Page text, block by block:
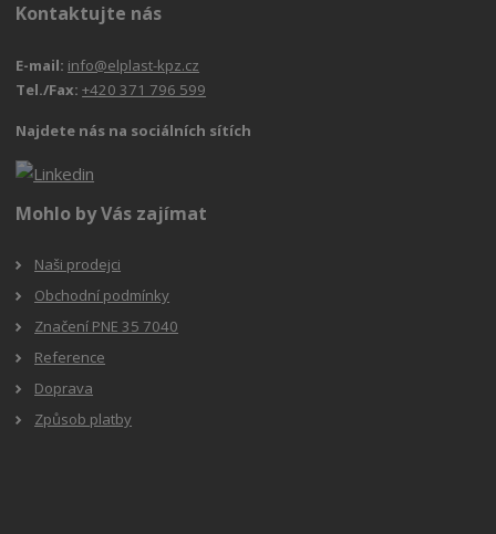
Kontaktujte nás
E-mail: info@elplast-kpz.cz
Tel./Fax:+420 371 796 599
Najdete nás na sociálních sítích
Mohlo by Vás zajímat
Naši prodejci
Obchodní podmínky
Značení PNE 35 7040
Reference
Doprava
Způsob platby